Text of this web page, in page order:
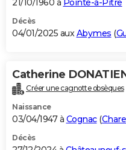
21/10/1960 à Pointe-à-Pitre
Décès
04/01/2025 auxAbymes (
Catherine
Créer une cagnotte obsèques
Naissance
03/04/1947 à Cognac(
Décès